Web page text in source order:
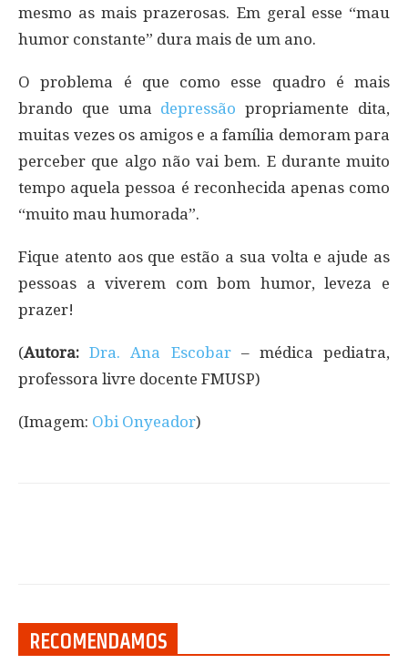
mesmo as mais prazerosas. Em geral esse “mau
humor constante” dura mais de um ano.
O problema é que como esse quadro é mais
brando que uma depressão propriamente dita,
muitas vezes os amigos e a família demoram para
perceber que algo não vai bem. E durante muito
tempo aquela pessoa é reconhecida apenas como
“muito mau humorada”.
Fique atento aos que estão a sua volta e ajude as
pessoas a viverem com bom humor, leveza e
prazer!
(Autora: Dra. Ana Escobar– médica pediatra,
professora livre docente FMUSP)
(Imagem: Obi Onyeador)
RECOMENDAMOS